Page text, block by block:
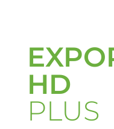
HD
PLUS